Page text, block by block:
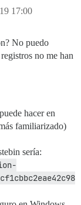
17:00
No puedo
no me han
hacer en
familiarizado)
sería: